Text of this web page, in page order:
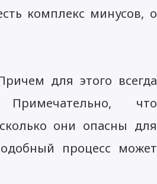
комплекс минусов, о
для этого всегда
что
они опасны для
процесс может